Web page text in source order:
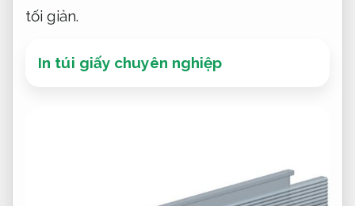
tối giản.
In túi giấy chuyên nghiệp